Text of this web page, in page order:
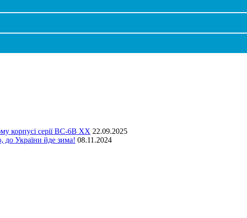
корпусі серії ВС-6В ХХ 22.09.2025
йде зима! 08.11.2024